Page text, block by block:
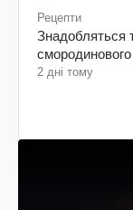
Рецепти
Знадобляться
2 дні тому